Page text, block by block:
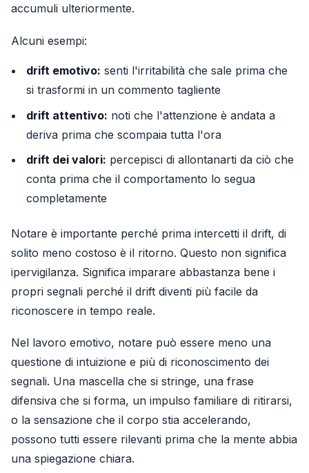
accumuli ulteriormente.
Alcuni esempi:
drift emotivo: senti l'irritabilità che sale prima che
si trasformi in un commento tagliente
drift attentivo: noti che l'attenzione è andata a
deriva prima che scompaia tutta l'ora
drift dei valori: percepisci di allontanarti da ciò che
conta prima che il comportamento lo segua
completamente
Notare è importante perché prima intercetti il drift, di
solito meno costoso è il ritorno. Questo non significa
ipervigilanza. Significa imparare abbastanza bene i
propri segnali perché il drift diventi più facile da
riconoscere in tempo reale.
Nel lavoro emotivo, notare può essere meno una
questione di intuizione e più di riconoscimento dei
segnali. Una mascella che si stringe, una frase
difensiva che si forma, un impulso familiare di ritirarsi,
o la sensazione che il corpo stia accelerando,
possono tutti essere rilevanti prima che la mente abbia
una spiegazione chiara.